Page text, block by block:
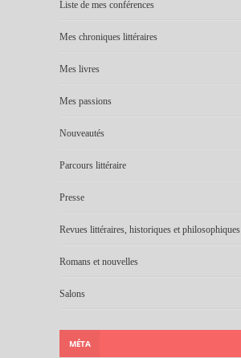
Liste de mes conférences
Mes chroniques littéraires
Mes livres
Mes passions
Nouveautés
Parcours littéraire
Presse
Revues littéraires, historiques et philosophiques
Romans et nouvelles
Salons
MÉTA